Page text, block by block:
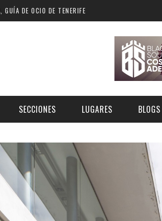
GUÍA DE OCIO DE TENERIFE
LUGAR
Norte
Sur
SECCIONES
MÚSICA
ESCÉNICAS
CULTURA
GASTRONOMÍA
LUGARES
SALAS Y AUDITORIOS
ESPACIOS CULTURALES
NOCHE
BLOGS